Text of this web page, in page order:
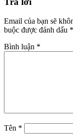
Email của bạn sẽ
buộc được đánh dấu *
Bình luận *
Tên *